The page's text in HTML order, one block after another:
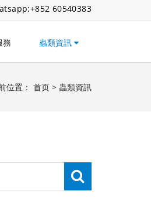
60540383
務 蟲類資訊
位置： 首页 > 蟲類資訊